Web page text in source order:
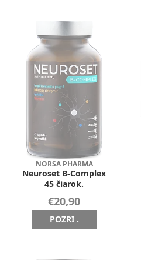
NORSA PHARMA
Neuroset B-Complex
45 čiarok.
€20,90
POZRI .